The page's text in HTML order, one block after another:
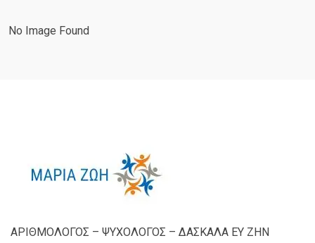
No Image Found
ΑΡΙΘΜΟΛΟΓΟΣ – ΨΥΧΟΛΟΓΟΣ – ΔΑΣΚΑΛΑ ΕΥ ΖΗΝ